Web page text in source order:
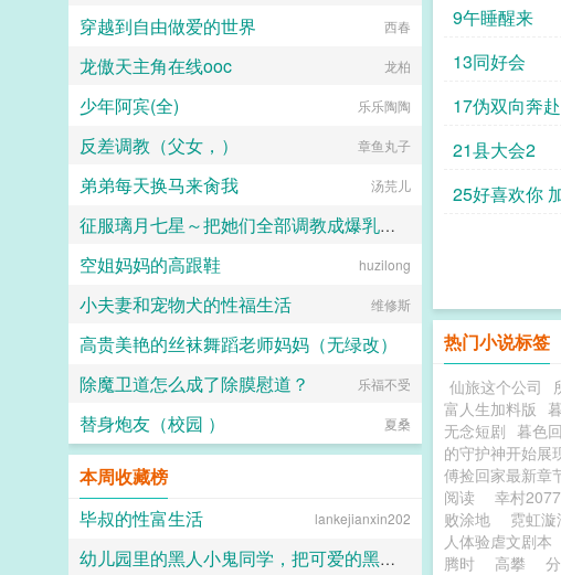
9午睡醒来
13同好会
17伪双向奔赴
21县大会2
25好喜欢你
热门小说标签
仙旅这个公司
富人生加料版
无念短剧 暮色
的守护神开始展
傅捡回家最新章
阅读
幸村2077
败涂地
霓虹漩
人体验虐文剧本
腾时
高攀
穿越到自由做爱的世界 西春
龙傲天主角在线ooc 龙柏
少年阿宾(全) 乐乐陶陶
反差调教（父女，） 章鱼丸子
弟弟每天换马来肏我 汤芫儿
征服璃月七星～把她们全部调教成爆乳长腿肉便器母猪的第一步
佚名
空姐妈妈的高跟鞋 huzilong
小夫妻和宠物犬的性福生活 维修斯
高贵美艳的丝袜舞蹈老师妈妈（无绿改）
江南大刀2012
除魔卫道怎么成了除膜慰道？ 乐福不受
替身炮友（校园 ） 夏桑
本周收藏榜
毕叔的性富生活
lankejianxin202
幼儿园里的黑人小鬼同学，把可爱的黑丝吊带肥臀妈妈爆插到恶堕叫爹！（无绿改）